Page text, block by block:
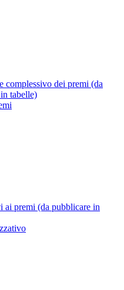
complessivo dei premi (da
tabelle)
ai premi (da pubblicare in